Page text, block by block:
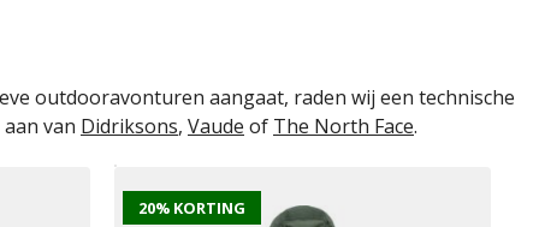
outdooravonturen aangaat, raden wij een technische
van Didriksons, Vaude of The North Face.
20% KORTING